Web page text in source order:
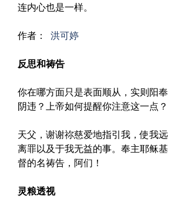
连内心也是一样。
作者： 洪可婷
反思和祷告
你在哪方面只是表面顺从，实则阳奉
阴违？上帝如何提醒你注意这一点？
天父，谢谢祢慈爱地指引我，使我远
离罪以及于我无益的事。奉主耶稣基
督的名祷告，阿们！
灵粮透视